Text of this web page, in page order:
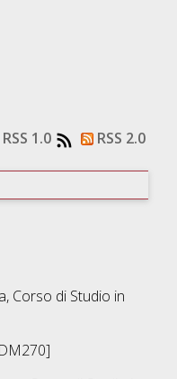
1.0 RSS 2.0
Corso di Studio in